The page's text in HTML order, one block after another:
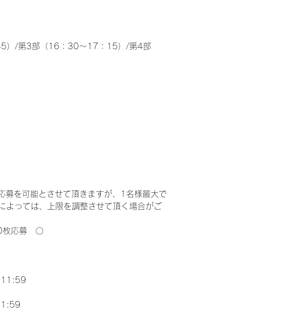
）/第3部（16：30～17：15）/第4部
を可能とさせて頂きますが、1名様最大で
よっては、上限を調整させて頂く場合がご
応募　〇
11:59